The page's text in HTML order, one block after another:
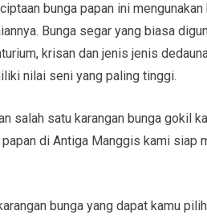
bunga papan ini mengunakan
Bunga segar yang biasa
krisan dan jenis jenis
nilai seni yang paling tinggi.
salah satu karangan bunga gokil
di Antiga Manggis kami siap
bunga yang dapat kamu